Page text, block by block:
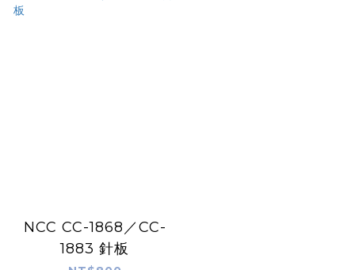
NCC CC-1868／CC-
1883 針板